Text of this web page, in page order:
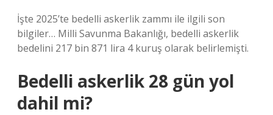
İşte 2025’te bedelli askerlik zammı ile ilgili son
bilgiler… Milli Savunma Bakanlığı, bedelli askerlik
bedelini 217 bin 871 lira 4 kuruş olarak belirlemişti.
Bedelli askerlik 28 gün yol
dahil mi?